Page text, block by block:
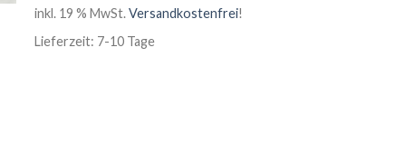
inkl. 19 % MwSt. Versandkostenfrei!
Lieferzeit: 7-10 Tage